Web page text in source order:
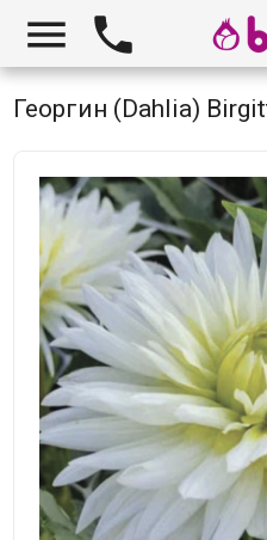
 
Георгин (Dahlia)